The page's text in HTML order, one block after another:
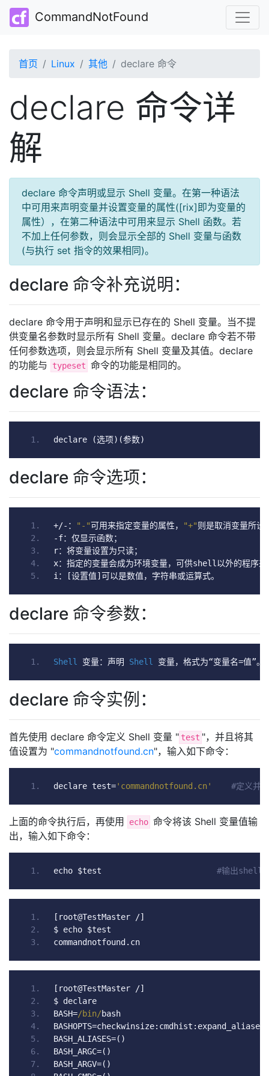
CommandNotFound
首页 Linux 其他 declare 命令
declare 命令详
解
declare 命令声明或显示 Shell 变量。在第一种语法
中可用来声明变量并设置变量的属性([rix]即为变量的
属性），在第二种语法中可用来显示 Shell 函数。若
不加上任何参数，则会显示全部的 Shell 变量与函数
(与执行 set 指令的效果相同)。
declare 命令补充说明：
declare 命令用于声明和显示已存在的 Shell 变量。当不提
供变量名参数时显示所有 Shell 变量。declare 命令若不带
任何参数选项，则会显示所有 Shell 变量及其值。declare
的功能与
typeset 命令的功能是相同的。
declare 命令语法：
declare (选项)(参数)
declare 命令选项：
+/-： "-"可用来指定变量的属性， "+"则是取消变量所设
-f：仅显示函数；
r：将变量设置为只读；
x：指定的变量会成为环境变量，可供shell 以外的程序
i ：[设置值]可以是数值，字符串或运算式。
declare 命令参数：
Shell 变量：声明 Shell 变量，格式为“变量名=值”。
declare 命令实例：
首先使用 declare 命令定义 Shell 变量 " test "，并且将其
值设置为 "commandnotfound.cn"，输入如下命令：
declare test='commandnotfound.cn' #定义并
上面的命令执行后，再使用 echo 命令将该 Shell 变量值输
出，输入如下命令：
echo $test #输出shell
[ root@TestMaster
/]
$ echo $test
commandnotfound . cn
[ root@TestMaster
/]
$ declare
BASH=/bin/bash
BASHOPTS=checkwinsize: cmdhist : expand_aliases
BASH_ALIASES=()
BASH_ARGC=()
BASH_ARGV=()